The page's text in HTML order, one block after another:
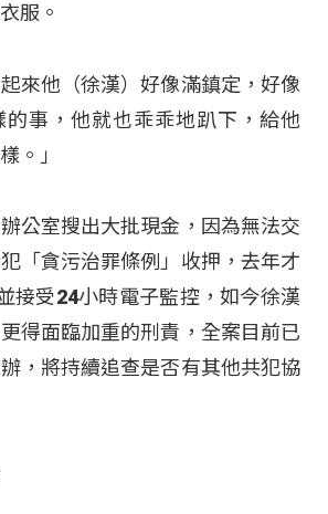
服。
來他（徐漢）好像滿鎮定，好像
的事，他就也乖乖地趴下，給他
。」
公室搜出大批現金，因為無法交
「貪污治罪條例」收押，去年才
接受24小時電子監控，如今徐漢
得面臨加重的刑責，全案目前已
，將持續追查是否有其他共犯協